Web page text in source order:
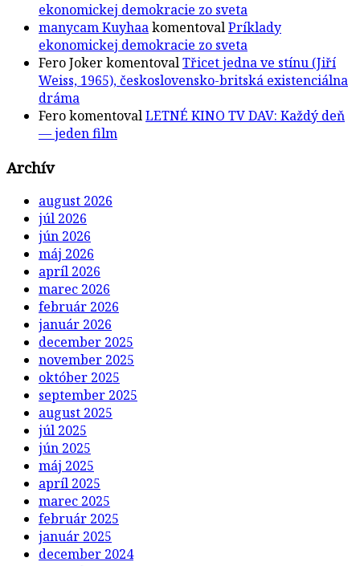
ekonomickej demokracie zo sveta
manycam KuyhaakomentovalPríklady
ekonomickej demokracie zo sveta
Fero JokerkomentovalTřicet jedna ve stínu (Jiří
Weiss, 1965), československo-britská existenciálna
dráma
FerokomentovalLETNÉ KINO TV DAV: Každý deň
— jeden film
Archív
august 2026
júl 2026
jún 2026
máj 2026
apríl 2026
marec 2026
február 2026
január 2026
december 2025
november 2025
október 2025
september 2025
august 2025
júl 2025
jún 2025
máj 2025
apríl 2025
marec 2025
február 2025
január 2025
december 2024